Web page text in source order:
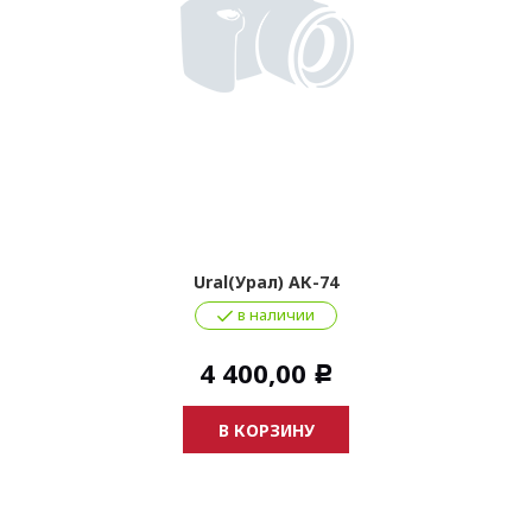
Ural(Урал) АК-74
в наличии
4 400,00 Р
В КОРЗИНУ